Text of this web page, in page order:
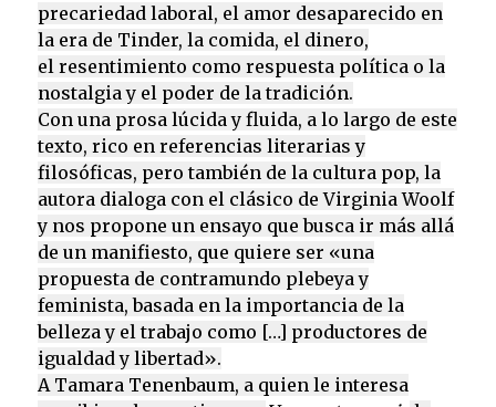
precariedad laboral, el amor desaparecido en
la era de Tinder, la comida, el dinero,
el resentimiento como respuesta política o la
nostalgia y el poder de la tradición.
Con una prosa lúcida y fluida, a lo largo de este
texto, rico en referencias literarias y
filosóficas, pero también de la cultura pop, la
autora dialoga con el clásico de Virginia Woolf
y nos propone un ensayo que busca ir más allá
de un manifiesto, que quiere ser «una
propuesta de contramundo plebeya y
feminista, basada en la importancia de la
belleza y el trabajo como […] productores de
igualdad y libertad».
A Tamara Tenenbaum, a quien le interesa